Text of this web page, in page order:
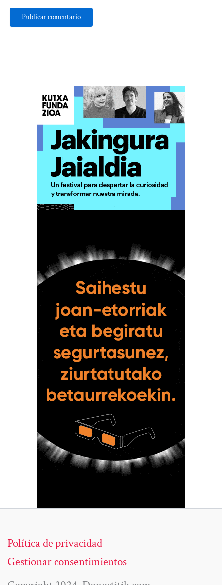
Política de privacidad
Gestionar consentimientos